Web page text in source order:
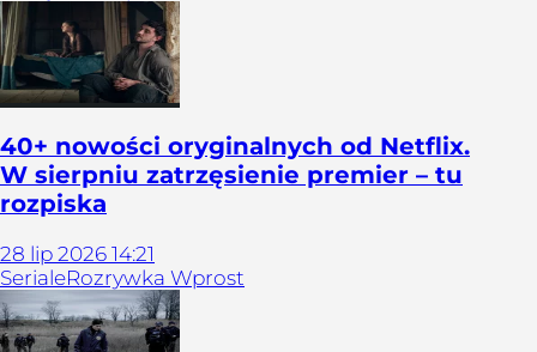
40+ nowości oryginalnych od Netflix.
W sierpniu zatrzęsienie premier – tu
rozpiska
28 lip 2026 14:21
SerialeRozrywka Wprost